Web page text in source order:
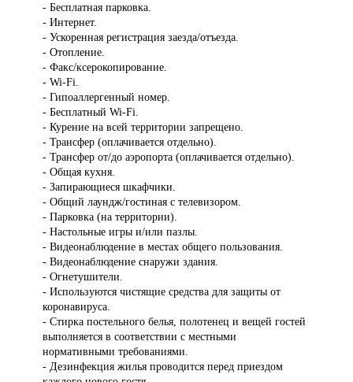
- Бесплатная парковка.
- Интернет.
- Ускоренная регистрация заезда/отъезда.
- Отопление.
- Факс/ксерокопирование.
- Wi-Fi.
- Гипоаллергенный номер.
- Бесплатный Wi-Fi.
- Курение на всей территории запрещено.
- Трансфер (оплачивается отдельно).
- Трансфер от/до аэропорта (оплачивается отдельно).
- Общая кухня.
- Запирающиеся шкафчики.
- Общий лаундж/гостиная с телевизором.
- Парковка (на территории).
- Настольные игры и/или пазлы.
- Видеонаблюдение в местах общего пользования.
- Видеонаблюдение снаружи здания.
- Огнетушители.
- Используются чистящие средства для защиты от
коронавируса.
- Стирка постельного белья, полотенец и вещей гостей
выполняется в соответствии с местными
нормативными требованиями.
- Дезинфекция жилья проводится перед приездом